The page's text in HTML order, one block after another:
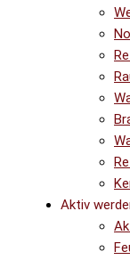
Aktiv